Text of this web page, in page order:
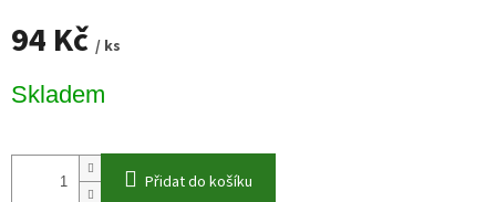
94 Kč / ks
cena:
Skladem
Přidat do košíku